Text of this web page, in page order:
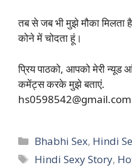
तब से जब भी मुझे मौका मिलता
कोने में चोदता हूं।
प्रिय पाठको, आपको मेरी न्यूड
कमेंट्स करके मुझे बताएं.
hs0598542@gmail.com
Categories
Bhabhi Sex, Hindi
Tags
Hindi Sexy Story,